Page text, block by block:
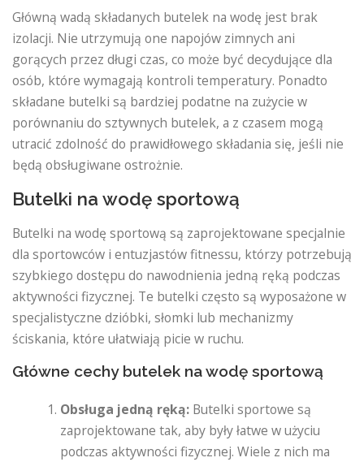
Główną wadą składanych butelek na wodę jest brak
izolacji. Nie utrzymują one napojów zimnych ani
gorących przez długi czas, co może być decydujące dla
osób, które wymagają kontroli temperatury. Ponadto
składane butelki są bardziej podatne na zużycie w
porównaniu do sztywnych butelek, a z czasem mogą
utracić zdolność do prawidłowego składania się, jeśli nie
będą obsługiwane ostrożnie.
Butelki na wodę sportową
Butelki na wodę sportową są zaprojektowane specjalnie
dla sportowców i entuzjastów fitnessu, którzy potrzebują
szybkiego dostępu do nawodnienia jedną ręką podczas
aktywności fizycznej. Te butelki często są wyposażone w
specjalistyczne dzióbki, słomki lub mechanizmy
ściskania, które ułatwiają picie w ruchu.
Główne cechy butelek na wodę sportową
Obsługa jedną ręką: Butelki sportowe są
zaprojektowane tak, aby były łatwe w użyciu
podczas aktywności fizycznej. Wiele z nich ma